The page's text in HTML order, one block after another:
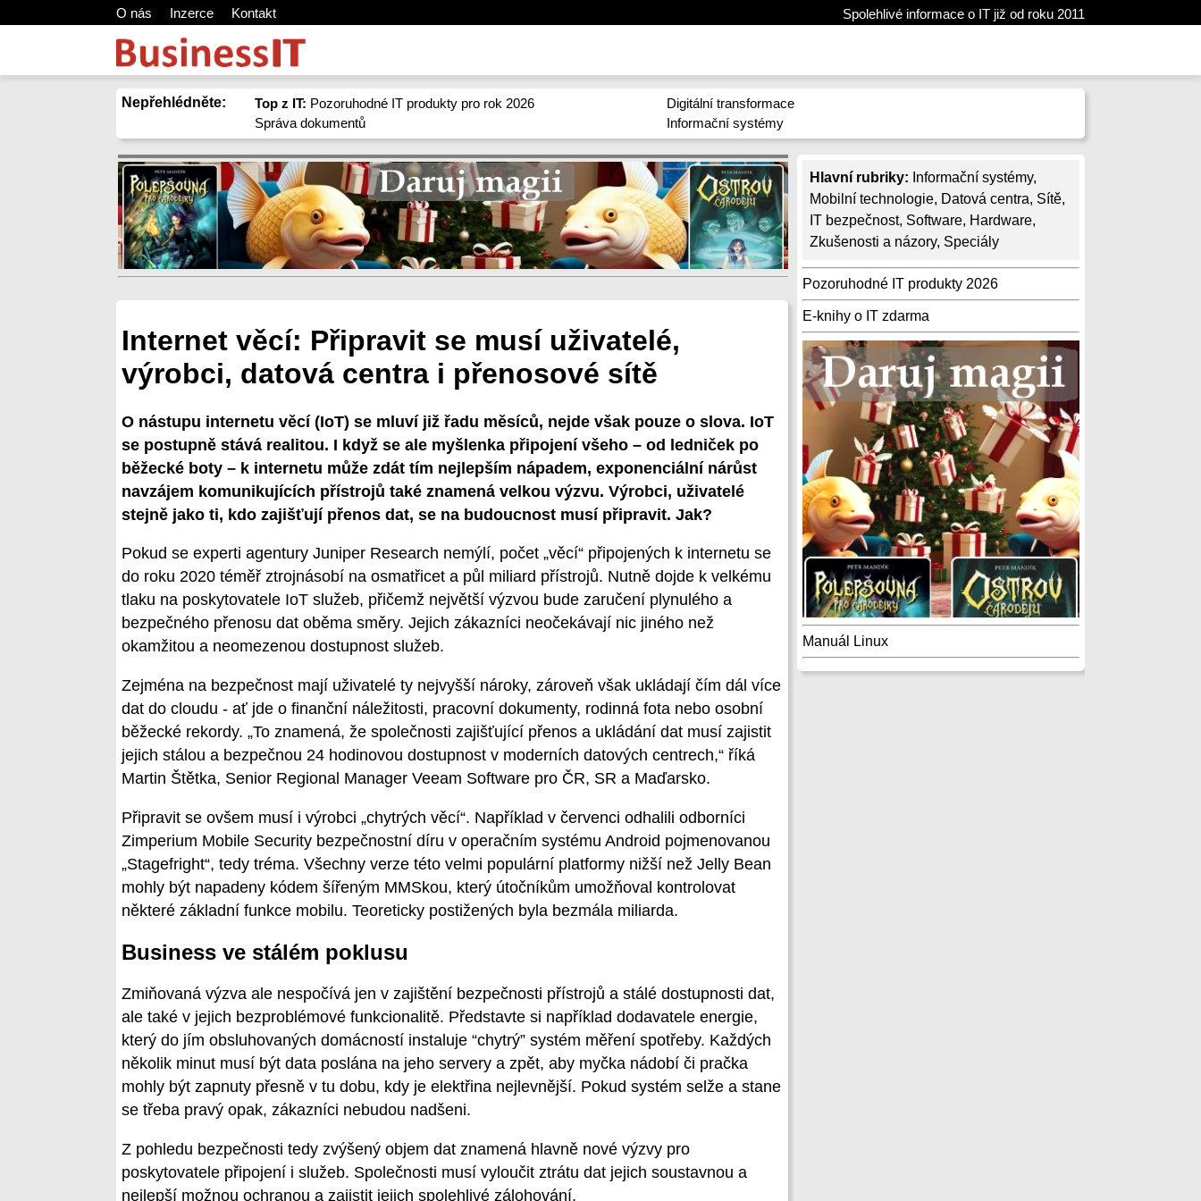
O nás Inzerce Kontakt Spolehlivé informace o IT již od roku 2011
Nepřehlédněte: Top z IT: Pozoruhodné IT produkty pro rok 2026
Správa dokumentů
Digitální transformace
Informační systémy
Hlavní rubriky: Informační systémy,
Mobilní technologie, Datová centra, Sítě,
IT bezpečnost, Software, Hardware,
Zkušenosti a názory, Speciály
Pozoruhodné IT produkty 2026
E-knihy o IT zdarma
Manuál Linux
Internet věcí: Připravit se musí uživatelé,
výrobci, datová centra i přenosové sítě
O nástupu internetu věcí (IoT) se mluví již řadu měsíců, nejde však pouze o slova. IoT
se postupně stává realitou. I když se ale myšlenka připojení všeho – od ledniček po
běžecké boty – k internetu může zdát tím nejlepším nápadem, exponenciální nárůst
navzájem komunikujících přístrojů také znamená velkou výzvu. Výrobci, uživatelé
stejně jako ti, kdo zajišťují přenos dat, se na budoucnost musí připravit. Jak?
Pokud se experti agentury Juniper Research nemýlí, počet „věcí“ připojených k internetu se
do roku 2020 téměř ztrojnásobí na osmatřicet a půl miliard přístrojů. Nutně dojde k velkému
tlaku na poskytovatele IoT služeb, přičemž největší výzvou bude zaručení plynulého a
bezpečného přenosu dat oběma směry. Jejich zákazníci neočekávají nic jiného než
okamžitou a neomezenou dostupnost služeb.
Zejména na bezpečnost mají uživatelé ty nejvyšší nároky, zároveň však ukládají čím dál více
dat do cloudu - ať jde o finanční náležitosti, pracovní dokumenty, rodinná fota nebo osobní
běžecké rekordy. „To znamená, že společnosti zajišťující přenos a ukládání dat musí zajistit
jejich stálou a bezpečnou 24 hodinovou dostupnost v moderních datových centrech,“ říká
Martin Štětka, Senior Regional Manager Veeam Software pro ČR, SR a Maďarsko.
Připravit se ovšem musí i výrobci „chytrých věcí“. Například v červenci odhalili odborníci
Zimperium Mobile Security bezpečnostní díru v operačním systému Android pojmenovanou
„Stagefright“, tedy tréma. Všechny verze této velmi populární platformy nižší než Jelly Bean
mohly být napadeny kódem šířeným MMSkou, který útočníkům umožňoval kontrolovat
některé základní funkce mobilu. Teoreticky postižených byla bezmála miliarda.
Business ve stálém poklusu
Zmiňovaná výzva ale nespočívá jen v zajištění bezpečnosti přístrojů a stálé dostupnosti dat,
ale také v jejich bezproblémové funkcionalitě. Představte si například dodavatele energie,
který do jím obsluhovaných domácností instaluje “chytrý” systém měření spotřeby. Každých
několik minut musí být data poslána na jeho servery a zpět, aby myčka nádobí či pračka
mohly být zapnuty přesně v tu dobu, kdy je elektřina nejlevnější. Pokud systém selže a stane
se třeba pravý opak, zákazníci nebudou nadšeni.
Z pohledu bezpečnosti tedy zvýšený objem dat znamená hlavně nové výzvy pro
poskytovatele připojení i služeb. Společnosti musí vyloučit ztrátu dat jejich soustavnou a
nejlepší možnou ochranou a zajistit jejich spolehlivé zálohování.